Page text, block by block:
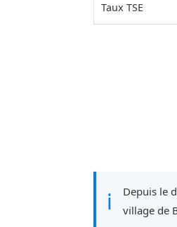
Taux TSE
ℹ
Depuis le
village de